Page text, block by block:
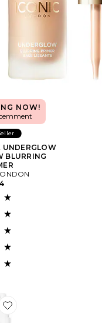
NOW!
UNDERGLOW
BLURRING
Favorite SPRAY FIXATEUR